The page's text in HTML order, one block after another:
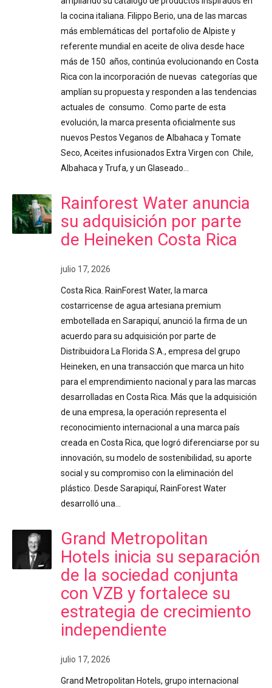
la cocina italiana. Filippo Berio, una de las marcas
más emblemáticas del portafolio de Alpiste y
referente mundial en aceite de oliva desde hace
más de 150 años, continúa evolucionando en Costa
Rica con la incorporación de nuevas categorías que
amplían su propuesta y responden a las tendencias
actuales de consumo. Como parte de esta
evolución, la marca presenta oficialmente sus
nuevos Pestos Veganos de Albahaca y Tomate
Seco, Aceites infusionados Extra Virgen con Chile,
Albahaca y Trufa, y un Glaseado…
Rainforest Water anuncia
su adquisición por parte
de Heineken Costa Rica
julio 17, 2026
Costa Rica. RainForest Water, la marca
costarricense de agua artesiana premium
embotellada en Sarapiquí, anunció la firma de un
acuerdo para su adquisición por parte de
Distribuidora La Florida S.A., empresa del grupo
Heineken, en una transacción que marca un hito
para el emprendimiento nacional y para las marcas
desarrolladas en Costa Rica. Más que la adquisición
de una empresa, la operación representa el
reconocimiento internacional a una marca país
creada en Costa Rica, que logró diferenciarse por su
innovación, su modelo de sostenibilidad, su aporte
social y su compromiso con la eliminación del
plástico. Desde Sarapiquí, RainForest Water
desarrolló una…
Grand Metropolitan
Hotels inicia su separación
de la sociedad conjunta
con VZB y fortalece su
estrategia de crecimiento
independiente
julio 17, 2026
Grand Metropolitan Hotels, grupo internacional